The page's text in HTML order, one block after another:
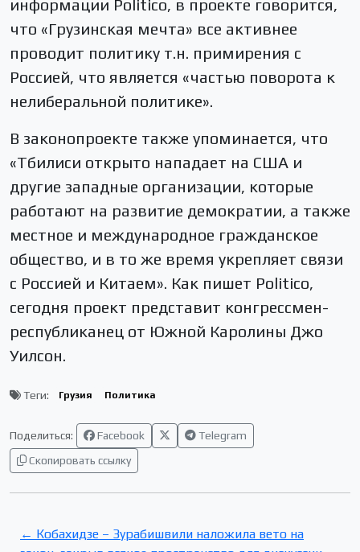
информации Politico, в проекте говорится,
что «Грузинская мечта» все активнее
проводит политику т.н. примирения с
Россией, что является «частью поворота к
нелиберальной политике».
В законопроекте также упоминается, что
«Тбилиси открыто нападает на США и
другие западные организации, которые
работают на развитие демократии, а также
местное и международное гражданское
общество, и в то же время укрепляет связи
с Россией и Китаем». Как пишет Politico,
сегодня проект представит конгрессмен-
республиканец от Южной Каролины Джо
Уилсон.
Теги: Грузия Политика
Поделиться: Facebook
Telegram
Скопировать ссылку
← Кобахидзе – Зурабишвили наложила вето на